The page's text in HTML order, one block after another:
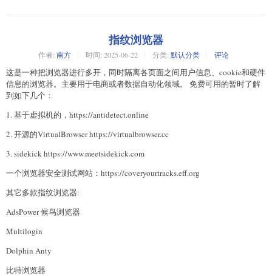
指纹浏览器
作者: 南方 时间: 2025-06-22 分类: 默认分类 评论
这是一种把浏览器进行多开，同时隔离各页面之间用户信息、cookie和硬件
信息的浏览器。主要用于电商或者数据自动化领域。 免费可用的暂时了解
到如下几个：
1. 基于虚拟机的，https://antidetect.online
2. 开源的VirtualBrowser https://virtualbrowser.cc
3. sidekick https://www.meetsidekick.com
一个浏览器安全测试网站：https://coveryourtracks.eff.org
其它多款指纹浏览器:
AdsPower 候鸟浏览器
Multilogin
Dolphin Anty
比特浏览器